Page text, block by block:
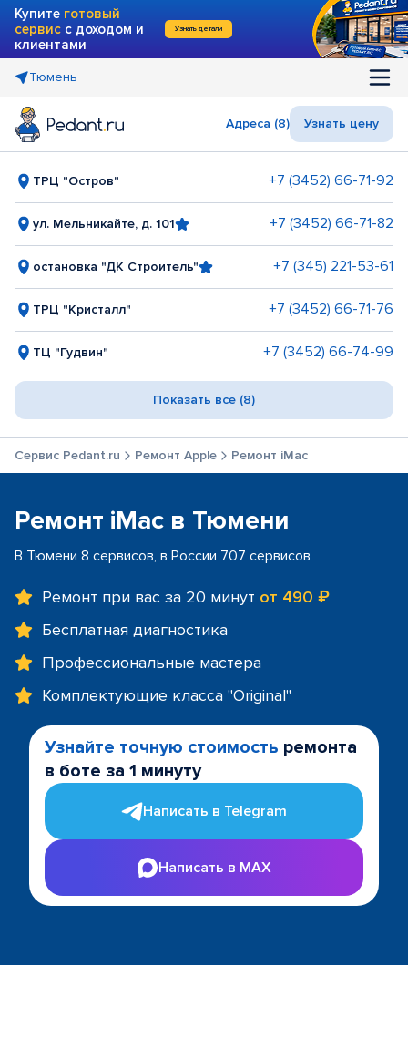
Купите готовый
сервис с доходом и
клиентами
Узнать детали
Тюмень
Адреса (8) Узнать цену
ТРЦ "Остров" +7 (3452) 66-71-92
ул. Мельникайте, д. 101 +7 (3452) 66-71-82
остановка "ДК Строитель" +7 (345) 221-53-61
ТРЦ "Кристалл" +7 (3452) 66-71-76
ТЦ "Гудвин" +7 (3452) 66-74-99
Показать все (8)
Сервис Pedant.ru Ремонт Apple Ремонт iMac
Ремонт iMac в Тюмени
В Тюмени 8 сервисов, в России 707 сервисов
Ремонт при вас за 20 минут от 490 ₽
Бесплатная диагностика
Профессиональные мастера
Комплектующие класса "Original"
Узнайте точную стоимость ремонта
в боте за 1 минуту
Написать в Telegram
Написать в MAX